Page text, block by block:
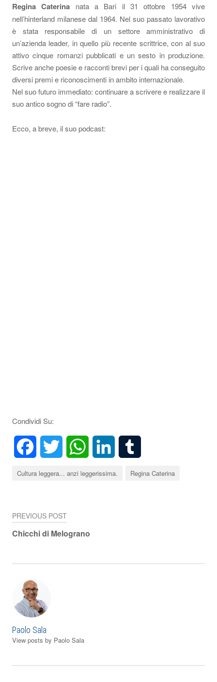
Regina Caterina nata a Bari il 31 ottobre 1954 vive
nell’hinterland milanese dal 1964. Nel suo passato lavorativo
è stata responsabile di un settore amministrativo di
un’azienda leader, in quello più recente scrittrice, con al suo
attivo cinque romanzi pubblicati e un sesto in produzione.
Scrive anche poesie e racconti brevi per i quali ha conseguito
diversi premi e riconoscimenti in ambito internazionale.
Nel suo futuro immediato: continuare a scrivere e realizzare il
suo antico sogno di “fare radio”.
Ecco, a breve, il suo podcast:
Condividi Su:
Facebook WhatsAppLinkedIn Tumblr
Cultura leggera... anzi leggerissima. Regina Caterina
Navigazione
PREVIOUS POST
Chicchi di Melograno
Paolo Sala
View posts by Paolo Sala